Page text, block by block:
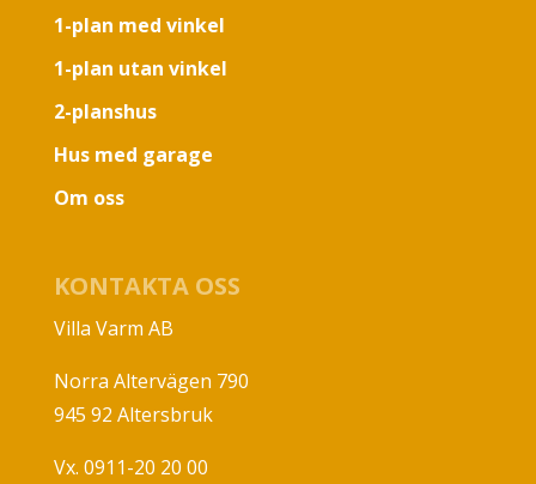
1-plan med vinkel
1-plan utan vinkel
2-planshus
Hus med garage
Om oss
KONTAKTA OSS
Villa Varm AB
Norra Altervägen 790
945 92 Altersbruk
Vx. 0911-20 20 00